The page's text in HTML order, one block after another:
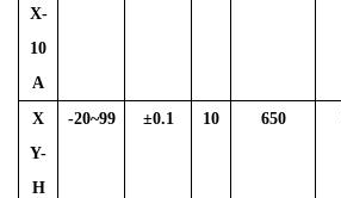
X-
10
A
X
Y-
H
-20~99 ±0.1 10 650